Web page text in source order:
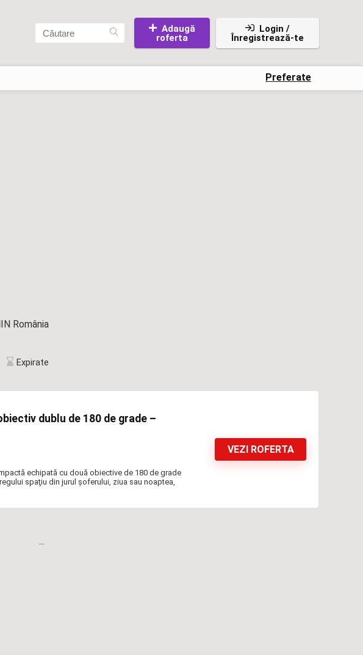
Adaugă
roferta
Login /
Înregistrează-te
Preferate
România
Expirate
dublu de 180 de grade –
echipată cu două obiective de 180 de grade
spaţiu din jurul şoferului, ziua sau noaptea,
VEZI ROFERTA
...